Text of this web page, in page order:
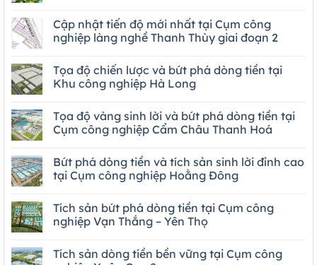
Cập nhật tiến độ mới nhất tại Cụm công
nghiệp làng nghề Thanh Thùy giai đoạn 2
Tọa độ chiến lược và bứt phá dòng tiền tại
Khu công nghiệp Hà Long
Tọa độ vàng sinh lời và bứt phá dòng tiền tại
Cụm công nghiệp Cẩm Châu Thanh Hoá
Bứt phá dòng tiền và tích sản sinh lời đỉnh cao
tại Cụm công nghiệp Hoằng Đông
Tích sản bứt phá dòng tiền tại Cụm công
nghiệp Vạn Thắng – Yên Thọ
Tích sản dòng tiền bền vững tại Cụm công